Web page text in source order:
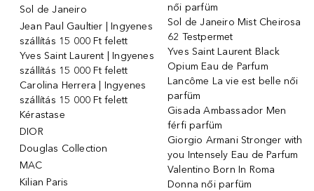
Sol de Janeiro
Jean Paul Gaultier | Ingyenes
szállítás 15 000 Ft felett
Yves Saint Laurent | Ingyenes
szállítás 15 000 Ft felett
Carolina Herrera | Ingyenes
szállítás 15 000 Ft felett
Kérastase
DIOR
Douglas Collection
MAC
Kilian Paris
női parfüm
Sol de Janeiro Mist Cheirosa
62 Testpermet
Yves Saint Laurent Black
Opium Eau de Parfum
Lancôme La vie est belle női
parfüm
Gisada Ambassador Men
férfi parfüm
Giorgio Armani Stronger with
you Intensely Eau de Parfum
Valentino Born In Roma
Donna női parfüm